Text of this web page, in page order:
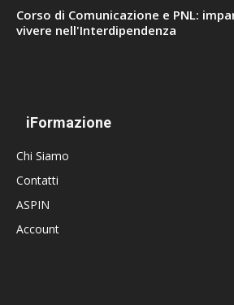
Corso di Comunicazione e PNL:
vivere nell'Interdipendenza
iFormazione
Chi Siamo
Contatti
ASPIN
Account